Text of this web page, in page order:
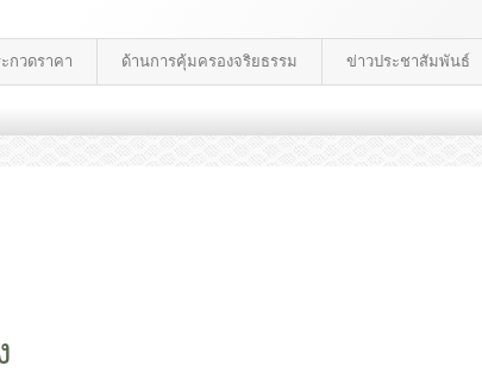
กวดราคา ด้านการคุ้มครองจริยธรรม ข่าวประชาสัมพันธ์